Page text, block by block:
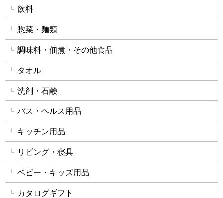
飲料
惣菜・麺類
調味料・佃煮・その他食品
タオル
洗剤・石鹸
バス・ヘルス用品
キッチン用品
リビング・寝具
ベビー・キッズ用品
カタログギフト